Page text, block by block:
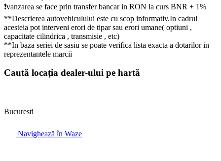
❗️vanzarea se face prin transfer bancar in RON la curs BNR + 1%
**Descrierea autovehiculului este cu scop informativ.In cadrul
acesteia pot interveni erori de tipar sau erori umane( optiuni ,
capacitate cilindrica , transmisie , etc)
**In baza seriei de sasiu se poate verifica lista exacta a dotarilor in
reprezentantele marcii
Caută locația dealer-ului pe hartă
Bucuresti
Navighează în Waze